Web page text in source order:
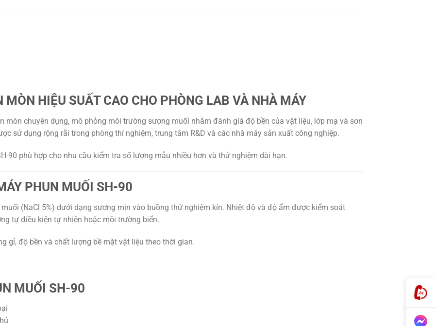
HIỆU SUẤT CAO CHO PHÒNG LAB VÀ NHÀ MÁY
mòn chuyên dụng, mô phỏng môi trường sương muối nhằm đánh giá độ bền của vật liệu, lớp mạ và sơn
sử dụng rộng rãi trong phòng thí nghiệm, trung tâm R&D và các nhà máy sản xuất công nghiệp.
90 phù hợp cho nhu cầu kiểm tra số lượng mẫu nhiều hơn và thử nghiệm dài hạn.
PHUN MUỐI SH-90
(NaCl 5%) dưới dạng sương mịn vào buồng thử nghiệm kín. Nhiệt độ và độ ẩm được kiểm soát
tự điều kiện tự nhiên hoặc môi trường biển.
gỉ, độ bền và chất lượng bề mặt vật liệu theo thời gian.
MUỐI SH-90